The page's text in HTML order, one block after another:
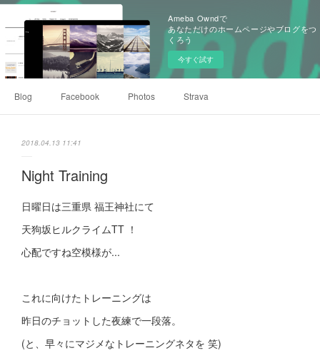
Ameba Owndで
あなただけのホームページやブログをつ
くろう
今すぐ試す
Blog Facebook Photos Strava
2018.04.13 11:41
Night Training
日曜日は三重県 福王神社にて
天狗坂ヒルクライムTT ！
心配ですね空模様が...
これに向けたトレーニングは
昨日のチョットした夜練で一段落。
(と、早々にマジメなトレーニングネタを 笑)